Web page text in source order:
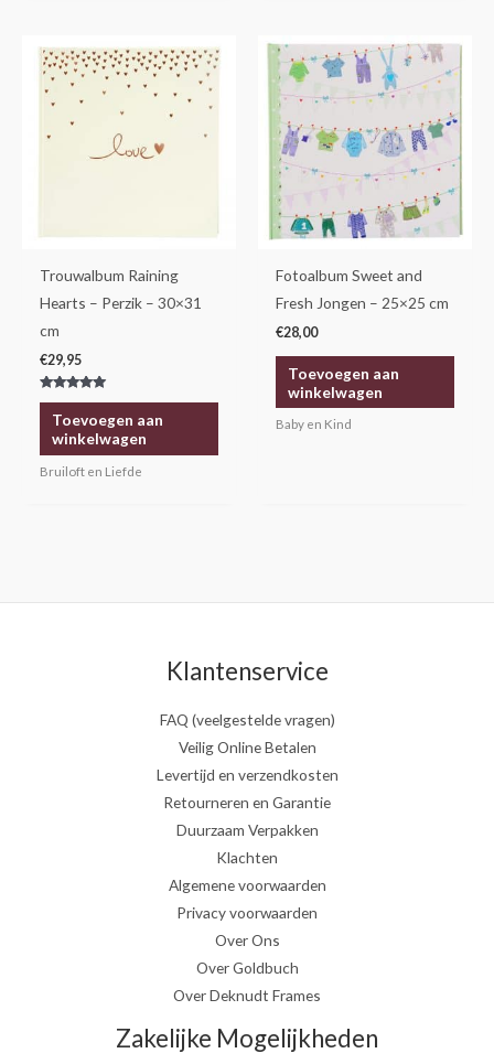
Trouwalbum Raining
Hearts – Perzik – 30×31
cm
€29,95
Gewaardeerd
5.00
uit 5Toevoegen aan
winkelwagen
Bruiloft en Liefde
Fotoalbum Sweet and
Fresh Jongen – 25×25 cm
€28,00
Toevoegen aan
winkelwagen
Baby en Kind
Klantenservice
FAQ (veelgestelde vragen)
Veilig Online Betalen
Levertijd en verzendkosten
Retourneren en Garantie
Duurzaam Verpakken
Klachten
Algemene voorwaarden
Privacy voorwaarden
Over Ons
Over Goldbuch
Over Deknudt Frames
Zakelijke Mogelijkheden